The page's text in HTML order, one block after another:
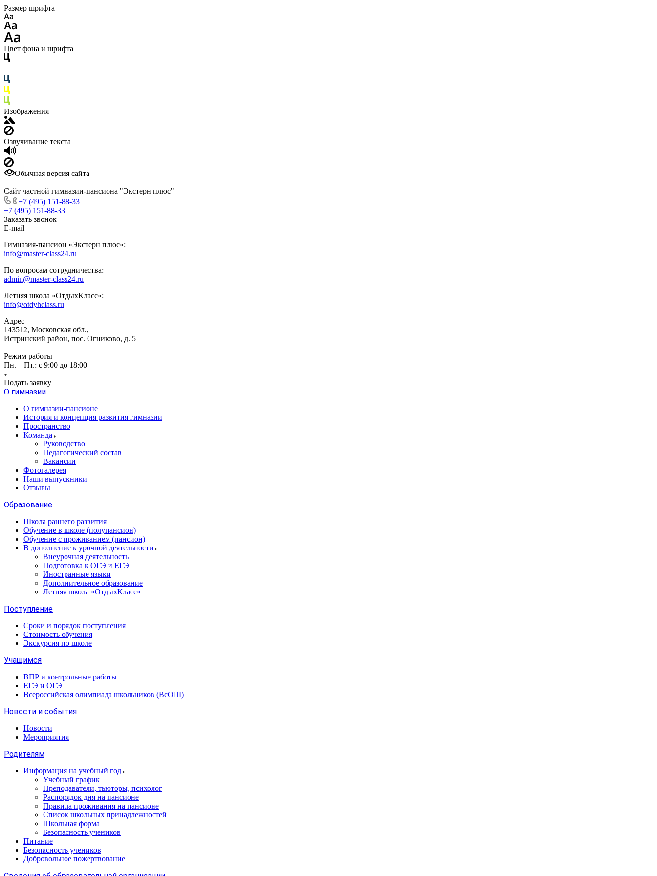
Размер шрифта
Цвет фона и шрифта
Изображения
Озвучивание текста
Обычная версия сайта
Сайт частной гимназии-пансиона "Экстерн плюс"
+7 (495) 151-88-33
+7 (495) 151-88-33
Заказать звонок
E-mail
Гимназия-пансион «Экстерн плюс»:
info@master-class24.ru
По вопросам сотрудничества:
admin@master-class24.ru
Летняя школа «ОтдыхКласс»:
info@otdyhclass.ru
Адрес
143512, Московская обл.,
Истринский район, пос. Огниково, д. 5
Режим работы
Пн. – Пт.: с 9:00 до 18:00
Подать заявку
О гимназии
О гимназии-пансионе
История и концепция развития гимназии
Пространство
Команда
Руководство
Педагогический состав
Вакансии
Фотогалерея
Наши выпускники
Отзывы
Образование
Школа раннего развития
Обучение в школе (полупансион)
Обучение с проживанием (пансион)
В дополнение к урочной деятельности
Внеурочная деятельность
Подготовка к ОГЭ и ЕГЭ
Иностранные языки
Дополнительное образование
Летняя школа «ОтдыхКласс»
Поступление
Сроки и порядок поступления
Стоимость обучения
Экскурсия по школе
Учащимся
ВПР и контрольные работы
ЕГЭ и ОГЭ
Всероссийская олимпиада школьников (ВсОШ)
Новости и события
Новости
Мероприятия
Родителям
Информация на учебный год
Учебный график
Преподаватели, тьюторы, психолог
Распорядок дня на пансионе
Правила проживания на пансионе
Список школьных принадлежностей
Школьная форма
Безопасность учеников
Питание
Безопасность учеников
Добровольное пожертвование